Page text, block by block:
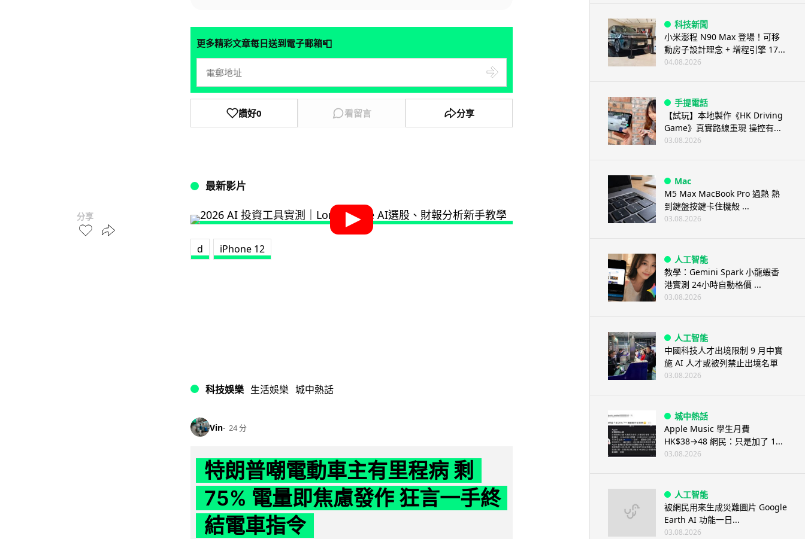
分享
更多精彩文章每日送到電子郵箱📮
讚好0 看留言 分享
最新影片
d iPhone 12
科技娛樂 生活娛樂 城中熱話
Vin 24 分
特朗普嘲電動車主有里程病 剩
75% 電量即焦慮發作 狂言一手終
結電車指令
科技新聞
小米澎程 N90 Max 登場！可移
動房子設計理念 + 增程引擎 17...
04.08.2026
手提電話
【試玩】本地製作《HK Driving
Game》真實路線重現 操控有...
03.08.2026
Mac
M5 Max MacBook Pro 過熱 熱
到鍵盤按鍵卡住機殼 ...
03.08.2026
人工智能
教學：Gemini Spark 小龍蝦香
港實測 24小時自動格價 ...
03.08.2026
人工智能
中國科技人才出境限制 9 月中實
施 AI 人才或被列禁止出境名單
03.08.2026
城中熱話
Apple Music 學生月費
HK$38→48 網民：只是加了 1...
03.08.2026
人工智能
被網民用來生成災難圖片 Google
Earth AI 功能一日...
03.08.2026